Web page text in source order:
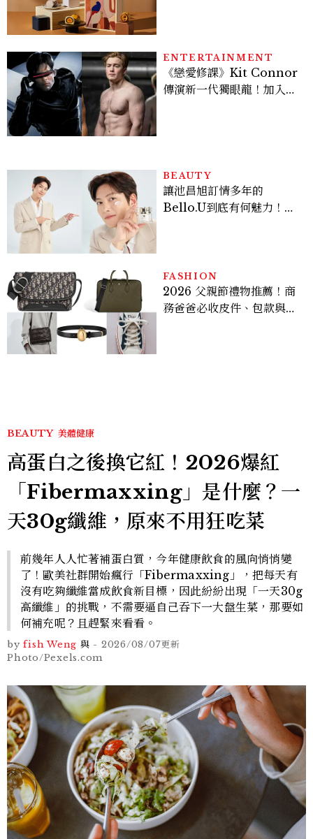
ENTERTAINMENT
《戀愛修課》Kit Connor
傳演新一代獨眼龍！加入新
BEAUTY
讓池昌旭訂情多年的
Bello.U到底有何魅力！揭
倦感，超神！
FASHION
2026 父親節禮物推薦！商
務爸爸必收皮件、包款與鞋
BEAUTY 美體健康
高蛋白之後換它紅！2026爆紅
「Fibermaxxing」是什麼？一
天30g纖維，原來不用狂吃菜
前幾年人人忙著補蛋白質，今年健康飲食的風向悄悄變
了！歐美社群開始瘋行「Fibermaxxing」，把每天有
沒有吃夠纖維當成飲食新目標，因此紛紛出現「一天30g
高纖維」的挑戰，不需要逼自己吞下一大盤生菜，那要如
何補充呢？且趕緊來看看。
by fish Weng 與 - 2026/08/07更新
Photo/Pexels.com